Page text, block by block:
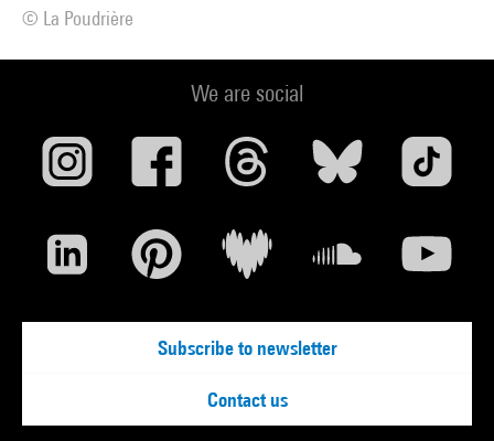
© La Poudrière
We are social
Subscribe to newsletter
Contact us